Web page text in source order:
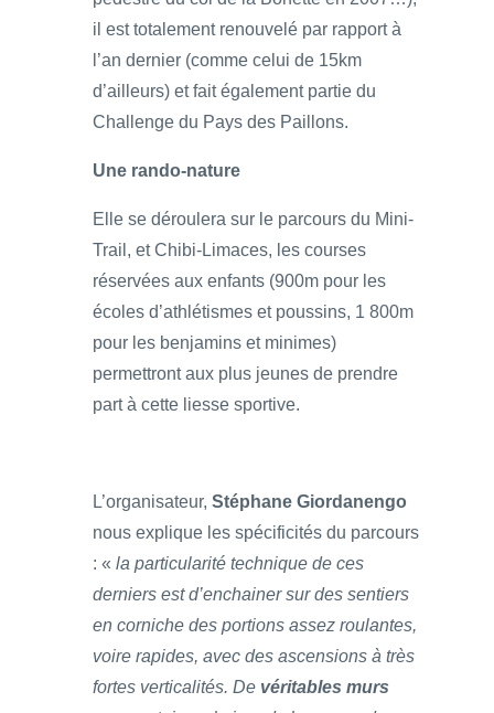
il est totalement renouvelé par rapport à
l’an dernier (comme celui de 15km
d’ailleurs) et fait également partie du
Challenge du Pays des Paillons.
Une rando-nature
Elle se déroulera sur le parcours du Mini-
Trail, et Chibi-Limaces, les courses
réservées aux enfants (900m pour les
écoles d’athlétismes et poussins, 1 800m
pour les benjamins et minimes)
permettront aux plus jeunes de prendre
part à cette liesse sportive.
L’organisateur, Stéphane Giordanengo
nous explique les spécificités du parcours
: « la particularité technique de ces
derniers est d’enchainer sur des sentiers
en corniche des portions assez roulantes,
voire rapides, avec des ascensions à très
fortes verticalités. De véritables murs